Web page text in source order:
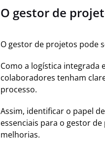
O gestor de
O gestor de projetos pode
Como a logística integrada
colaboradores tenham
processo.
Assim, identificar o papel
essenciais para o gestor
melhorias.